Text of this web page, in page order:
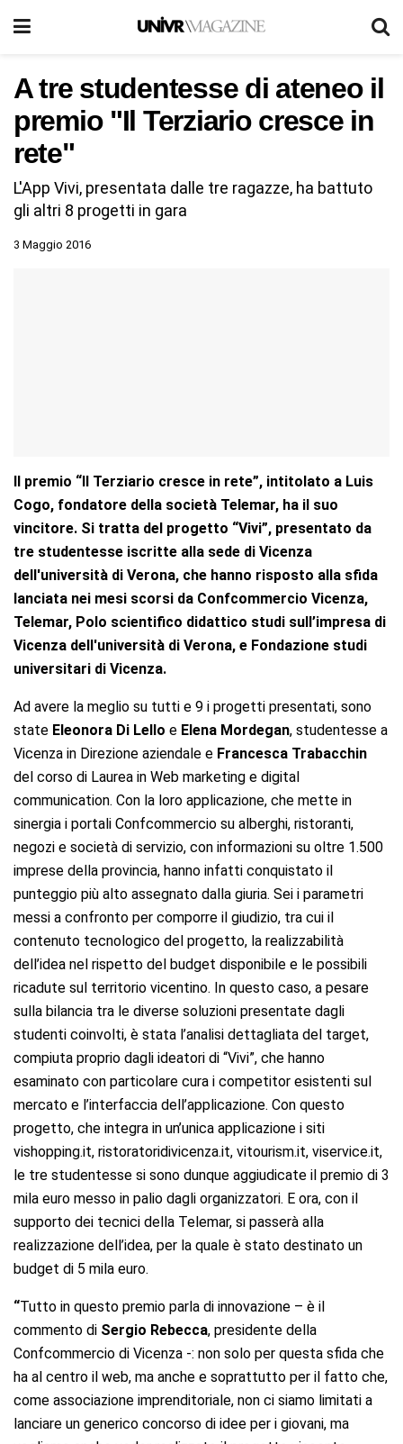
A tre studentesse di ateneo il
premio "Il Terziario cresce in
rete"
L'App Vivi, presentata dalle tre ragazze, ha battuto
gli altri 8 progetti in gara
3 Maggio 2016
Il premio “Il Terziario cresce in rete”, intitolato a Luis
Cogo, fondatore della società Telemar, ha il suo
vincitore. Si tratta del progetto “Vivi”, presentato da
tre studentesse iscritte alla sede di Vicenza
dell'università di Verona, che hanno risposto alla sfida
lanciata nei mesi scorsi da Confcommercio Vicenza,
Telemar, Polo scientifico didattico studi sull’impresa di
Vicenza dell'università di Verona, e Fondazione studi
universitari di Vicenza.
Ad avere la meglio su tutti e 9 i progetti presentati, sono
state Eleonora Di Lello e Elena Mordegan, studentesse a
Vicenza in Direzione aziendale e Francesca Trabacchin
del corso di Laurea in Web marketing e digital
communication. Con la loro applicazione, che mette in
sinergia i portali Confcommercio su alberghi, ristoranti,
negozi e società di servizio, con informazioni su oltre 1.500
imprese della provincia, hanno infatti conquistato il
punteggio più alto assegnato dalla giuria. Sei i parametri
messi a confronto per comporre il giudizio, tra cui il
contenuto tecnologico del progetto, la realizzabilità
dell’idea nel rispetto del budget disponibile e le possibili
ricadute sul territorio vicentino. In questo caso, a pesare
sulla bilancia tra le diverse soluzioni presentate dagli
studenti coinvolti, è stata l’analisi dettagliata del target,
compiuta proprio dagli ideatori di “Vivi”, che hanno
esaminato con particolare cura i competitor esistenti sul
mercato e l’interfaccia dell’applicazione. Con questo
progetto, che integra in un’unica applicazione i siti
vishopping.it, ristoratoridivicenza.it, vitourism.it, viservice.it,
le tre studentesse si sono dunque aggiudicate il premio di 3
mila euro messo in palio dagli organizzatori. E ora, con il
supporto dei tecnici della Telemar, si passerà alla
realizzazione dell’idea, per la quale è stato destinato un
budget di 5 mila euro.
“Tutto in questo premio parla di innovazione – è il
commento di Sergio Rebecca, presidente della
Confcommercio di Vicenza -: non solo per questa sfida che
ha al centro il web, ma anche e soprattutto per il fatto che,
come associazione imprenditoriale, non ci siamo limitati a
lanciare un generico concorso di idee per i giovani, ma